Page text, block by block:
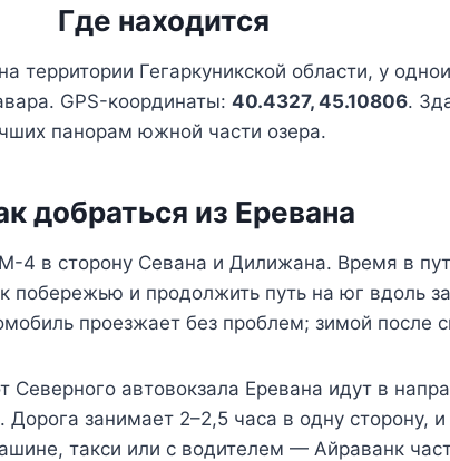
Где находится
территории Гегаркуникской области, у
GPS-координаты: 40.4327, 45.10806.
панорам южной части озера.
добраться из Еревана
4 в сторону Севана и Дилижана. Время в
и продолжить путь на юг вдоль
проезжает без проблем; зимой после
автовокзала Еревана идут в
занимает 2–2,5 часа в одну сторону,
такси или с водителем — Айраванк